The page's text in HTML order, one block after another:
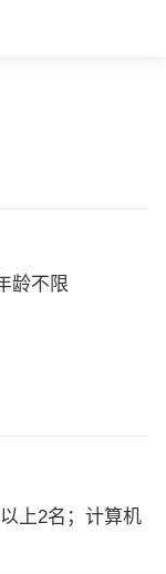
龄不限
上2名；计算机